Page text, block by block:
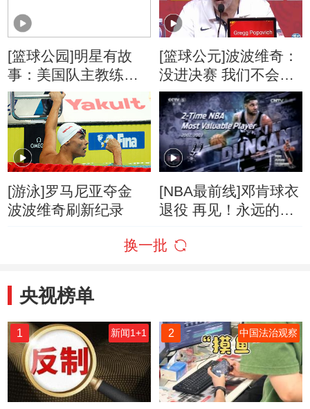
[篮球公园]明星有故
事：美国队主教练波
波维奇
[篮球公元]波波维奇：
没进决赛 我们不会有
借口
[游泳]罗马尼亚夺金
波波维奇刷新纪录
[NBA最前线]邓肯球衣
退役 再见！永远的21
换一批
央视榜单
1 新闻1+1 2 中国法治观察